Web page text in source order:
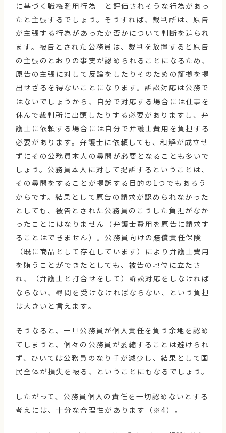
に基づく職権濫用行為」と評価されそうな行為があっ
たと主張するでしょう。そうすれば、裁判所は、原告
が主張する行為があったか否かについて判断を迫られ
ます。被告とされた公務員は、裁判を放置すると原告
の主張のとおりの事実が認められることになるため、
原告の主張に対して反論をしたりそのための証拠を提
出せざるを得ないことになります。訴訟対応は公務で
はないでしょうから、自分で対応する場合には仕事を
休んで裁判所に出頭したりする必要がありますし、弁
護士に依頼する場合には自分で弁護士費用を負担する
必要があります。弁護士に依頼しても、和解が成立せ
ずにその公務員本人の尋問が必要となることも多いで
しょう。公務員本人に対して提訴するということは、
その尋問をすることが提訴する目的の1つでもあろう
からです。結果として原告の請求が認められなかった
としても、被告とされた公務員のこうした負担がなか
ったことにはなりません（弁護士費用を原告に請求す
ることはできません）。公務員向けの賠償責任保険
（既に商品として存在しています）により弁護士費用
を賄うことができたとしても、被告の地位に立たさ
れ、（弁護士と打合せをして）訴訟対応をしなければ
ならない、尋問を受けなければならない、という負担
は大きいと言えます。
そうなると、一旦公務員が個人責任を負う余地を認め
てしまうと、個々の公務員が萎縮することは避けられ
ず、ひいては公務員のなり手が減少し、結果として国
民全体が損失を被る、ということにもなるでしょう。
したがって、公務員個人の責任を一切認めないとする
考えには、十分な合理性があります（※4）。